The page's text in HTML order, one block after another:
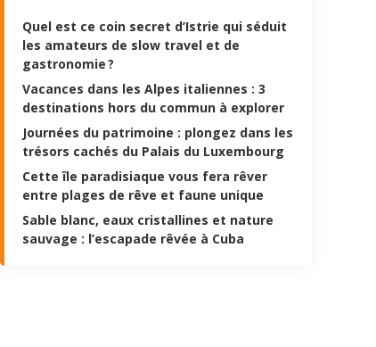
Quel est ce coin secret d’Istrie qui séduit
les amateurs de slow travel et de
gastronomie ?
Vacances dans les Alpes italiennes : 3
destinations hors du commun à explorer
Journées du patrimoine : plongez dans les
trésors cachés du Palais du Luxembourg
Cette île paradisiaque vous fera rêver
entre plages de rêve et faune unique
Sable blanc, eaux cristallines et nature
sauvage : l’escapade rêvée à Cuba